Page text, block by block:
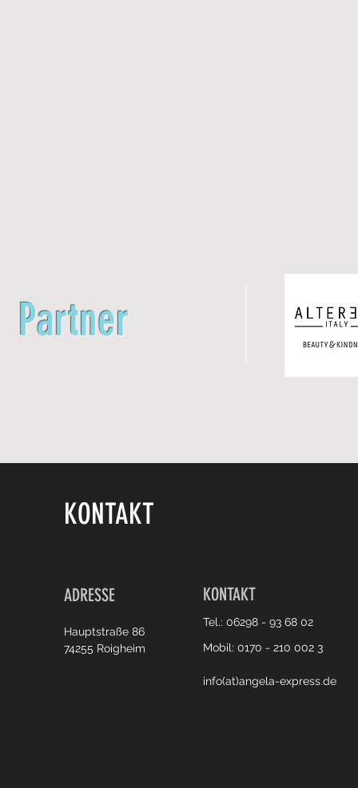
Partner
KONTAKT
ADRESSE
Hauptstraße 86
74255 Roigheim
KONTAKT
Tel.: 06298 - 93 68 02
Mobil: 0170 - 210 002 3
info(at)angela-express.de